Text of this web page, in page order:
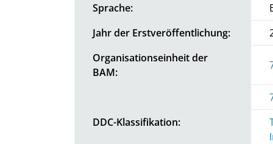
Sprache:
Jahr der Erstveröffentlichung:
Organisationseinheit der
BAM:
DDC-Klassifikation: